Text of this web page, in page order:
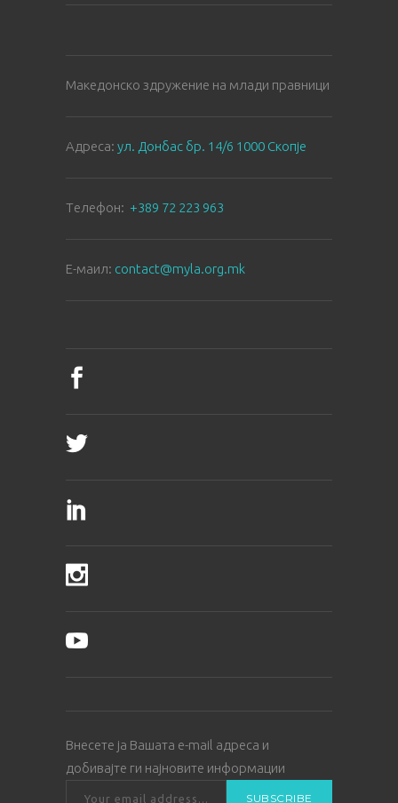
Македонско здружение на млади правници
Aдреса: ул. Донбас бр. 14/6 1000 Скопје
Tелефон: +389 72 223 963
E-маил: contact@myla.org.mk
Внесете ја Вашата е-mail адреса и
добивајте ги најновите информации